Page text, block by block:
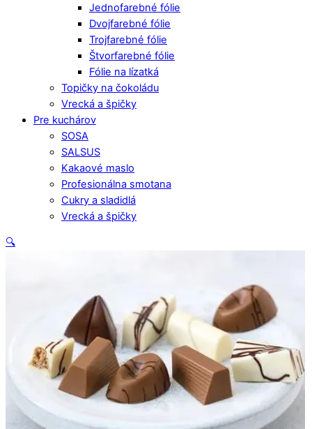
Jednofarebné fólie
Dvojfarebné fólie
Trojfarebné fólie
Štvorfarebné fólie
Fólie na lízatká
Topičky na čokoládu
Vrecká a špičky
Pre kuchárov
SOSA
SALSUS
Kakaové maslo
Profesionálna smotana
Cukry a sladidlá
Vrecká a špičky
Close
🔍